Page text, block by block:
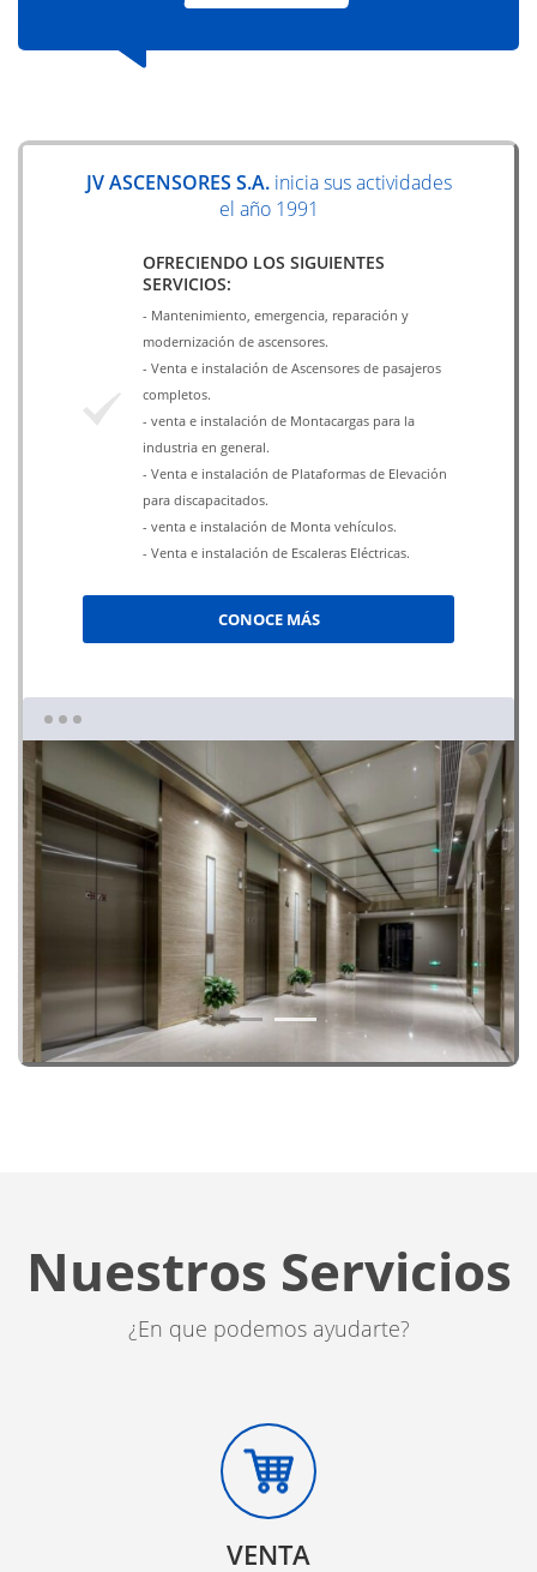
JV ASCENSORES S.A. inicia sus actividades
el año 1991
OFRECIENDO LOS SIGUIENTES
SERVICIOS:
- Mantenimiento, emergencia, reparación y
modernización de ascensores.
- Venta e instalación de Ascensores de pasajeros
completos.
- venta e instalación de Montacargas para la
industria en general.
- Venta e instalación de Plataformas de Elevación
para discapacitados.
- venta e instalación de Monta vehículos.
- Venta e instalación de Escaleras Eléctricas.
CONOCE MÁS
1 2
Nuestros Servicios
¿En que podemos ayudarte?
VENTA